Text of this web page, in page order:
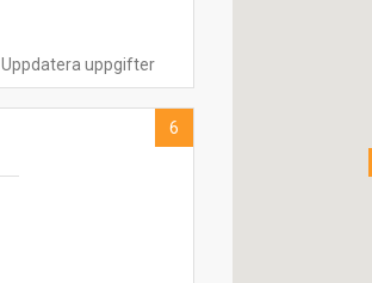
Uppdatera uppgifter
6